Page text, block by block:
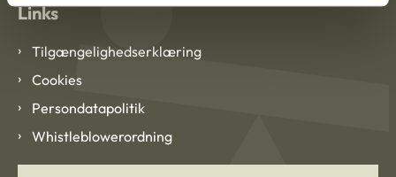
Links
Tilgængelighedserklæring
Cookies
Persondatapolitik
Whistleblowerordning